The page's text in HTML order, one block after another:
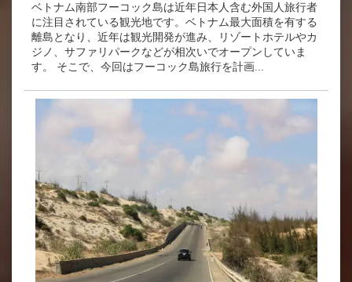
ベトナム南部フーコック島は近年日本人含む外国人旅行者
に注目されている観光地です。ベトナム最大面積を有する
離島となり、近年は観光開発が進み、リゾートホテルやカ
ジノ、サファリパークなどが相次いでオープンしていま
す。 そこで、今回はフーコック島旅行を計画...